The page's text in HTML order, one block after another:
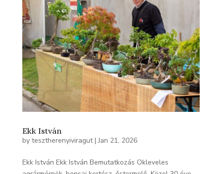
Ekk István
by tesztherenyiviragut|Jan 21, 2026
Ekk István Ekk István Bemutatkozás Okleveles